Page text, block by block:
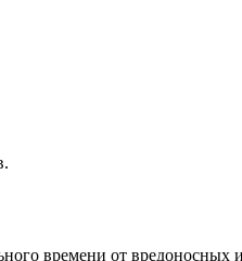
времени от